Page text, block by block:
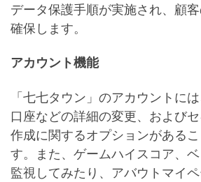
データ保護手順が実施され、顧
確保します。
アカウント機能
「七七タウン」のアカウントに
口座などの詳細の変更、および
作成に関するオプションがある
す。また、ゲームハイスコア、
監視してみたり、アバウトマイ